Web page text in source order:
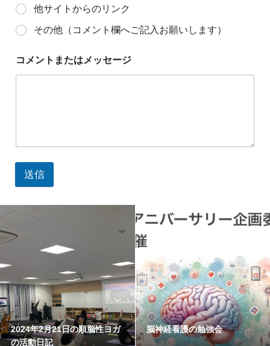
他サイトからのリンク
その他（コメント欄へご記入お願いします）
コメントまたはメッセージ
送信
2024年2月21日の順脳性ヨガ
の活動日記
脳神経看護の勉強会